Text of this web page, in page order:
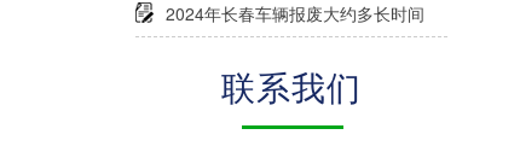
2024年长春车辆报废大约多长时间
联系我们